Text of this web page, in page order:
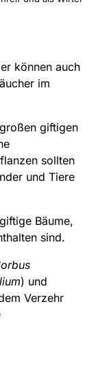
können auch
im
giftigen
sollten
und Tiere
Bäume,
sind.
) und
Verzehr